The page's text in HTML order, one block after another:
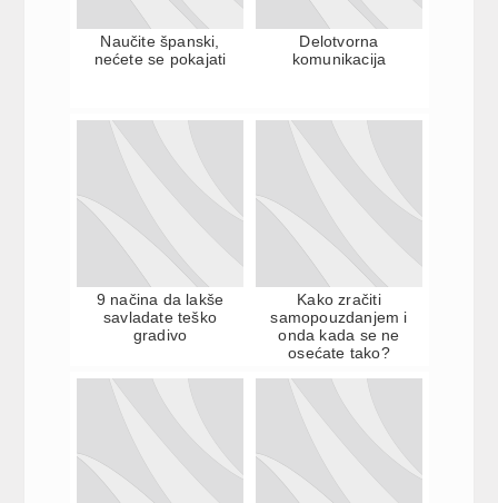
Naučite španski,
nećete se pokajati
Delotvorna
komunikacija
9 načina da lakše
savladate teško
gradivo
Kako zračiti
samopouzdanjem i
onda kada se ne
osećate tako?